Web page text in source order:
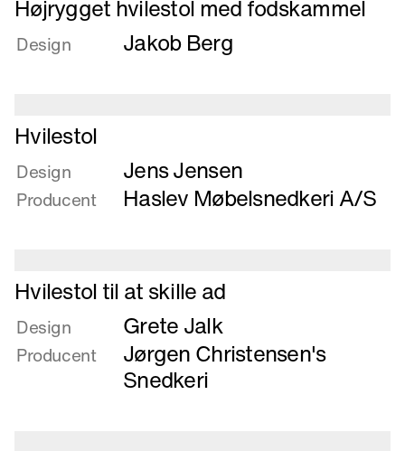
mere
om
fodskammel
Højrygget hvilestol med fodskammel
Design Jakob Berg
Læs
mere
om
Hvilestol
Hvilestol
Design Jens Jensen
Producent Haslev Møbelsnedkeri A/S
Læs
mere
om
Hvilestol
til
Hvilestol til at skille ad
Design Grete Jalk
Producent
Jørgen Christensen's
Snedkeri